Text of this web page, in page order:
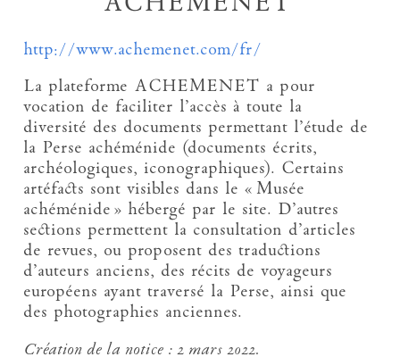
http://www.achemenet.com/fr/
La plateforme ACHEMENET a pour
vocation de faciliter l’accès à toute la
diversité des documents permettant l’étude de
la Perse achéménide (documents écrits,
archéologiques, iconographiques). Certains
artéfacts sont visibles dans le « Musée
achéménide » hébergé par le site. D’autres
sections permettent la consultation d’articles
de revues, ou proposent des traductions
d’auteurs anciens, des récits de voyageurs
européens ayant traversé la Perse, ainsi que
des photographies anciennes.
Création de la notice :2 mars 2022.